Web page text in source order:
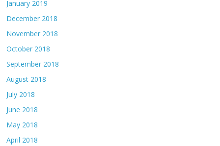
January 2019
December 2018
November 2018
October 2018
September 2018
August 2018
July 2018
June 2018
May 2018
April 2018